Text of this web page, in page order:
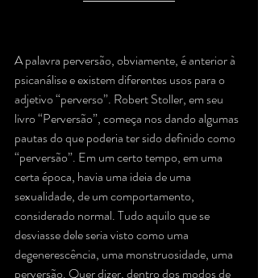
A palavra perversão, obviamente, é anterior à
psicanálise e existem diferentes usos para o
adjetivo “perverso”. Robert Stoller, em seu
livro “Perversão”, começa nos dando algumas
pautas do que poderia ter sido definido como
“perversão”. Em um certo tempo, em uma
certa época, havia uma ideia de uma
sexualidade, de um comportamento,
considerado normal. Tudo aquilo que se
desviasse dele seria visto como uma
degenerescência, uma monstruosidade, uma
perversão. Quer dizer, dentro dos modos de